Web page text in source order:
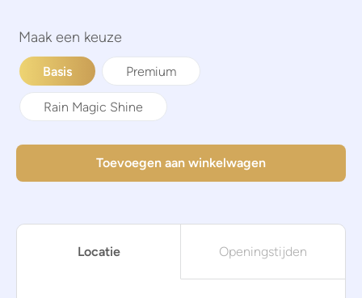
Basis Premium
Rain Magic Shine
Toevoegen aan winkelwagen
Locatie Openingstijden